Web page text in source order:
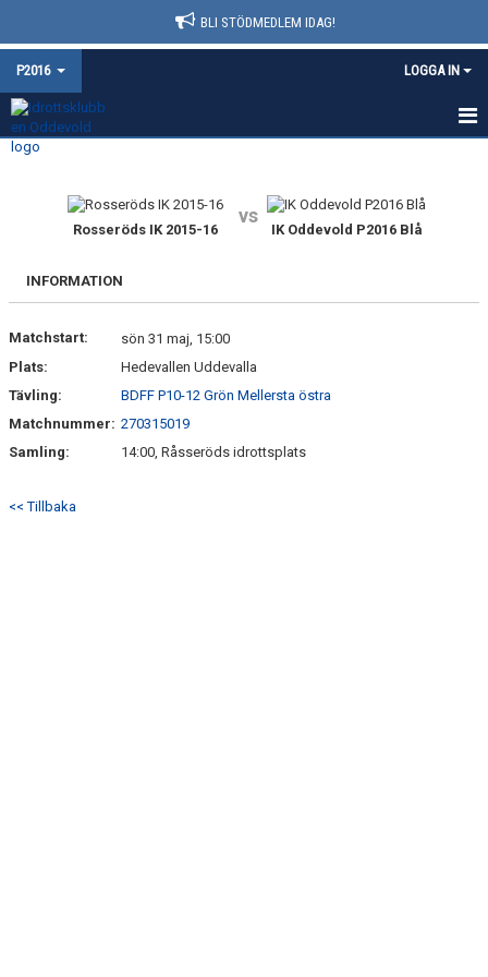
BLI STÖDMEDLEM IDAG!
P2016 LOGGA IN
HEM
NYHETER
MATCHER
TRUPPEN
BILDGALLERI
Rosseröds IK 2015-16
vs
IK Oddevold P2016 Blå
INFORMATION
Matchstart:
sön 31 maj, 15:00
Plats:
Hedevallen Uddevalla
Tävling:
BDFF P10-12 Grön Mellersta östra
Matchnummer: 270315019
Samling:
14:00, Råsseröds idrottsplats
<< Tillbaka